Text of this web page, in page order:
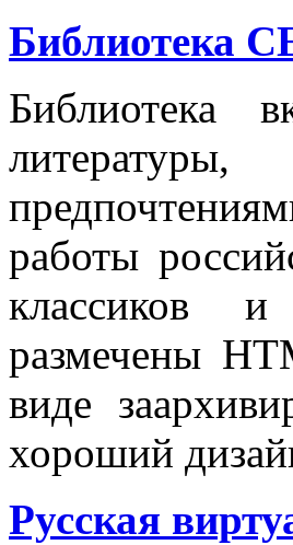
Библиотека
Библиотека
работы
классиков и
размечены
виде
хороший
Русская